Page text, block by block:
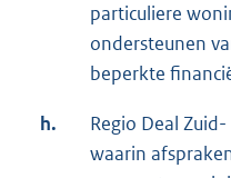
particuliere
ondersteunen
beperkte
h.
Regio Deal
waarin